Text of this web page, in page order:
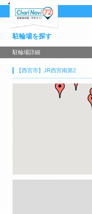
駐輪場を探す
駐輪場詳細
【西宮市】JR西宮南第2